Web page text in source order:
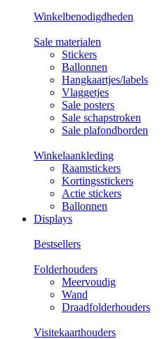
Winkelbenodigdheden
Sale materialen
Stickers
Ballonnen
Hangkaartjes/labels
Vlaggetjes
Sale posters
Sale schapstroken
Sale plafondborden
Winkelaankleding
Raamstickers
Kortingsstickers
Actie stickers
Ballonnen
Displays
Bestsellers
Folderhouders
Meervoudig
Wand
Draadfolderhouders
Visitekaarthouders